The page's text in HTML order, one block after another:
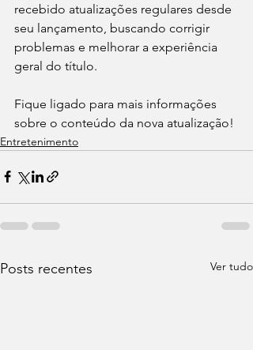
recebido atualizações regulares desde
seu lançamento, buscando corrigir
problemas e melhorar a experiência
geral do título.
Fique ligado para mais informações
sobre o conteúdo da nova atualização!
Entretenimento
Posts recentes Ver tudo